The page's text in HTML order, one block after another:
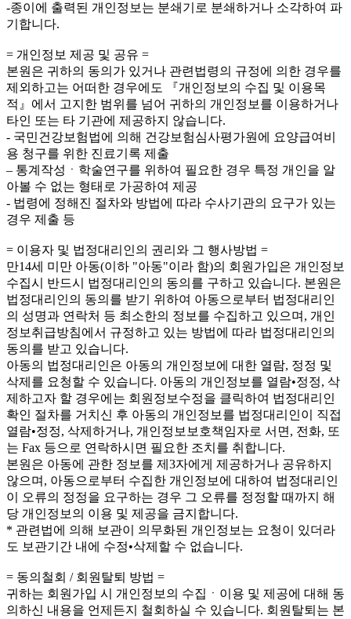
-종이에 출력된 개인정보는 분쇄기로 분쇄하거나 소각하여 파
기합니다.
= 개인정보 제공 및 공유 =
본원은 귀하의 동의가 있거나 관련법령의 규정에 의한 경우를
제외하고는 어떠한 경우에도 『개인정보의 수집 및 이용목
적』에서 고지한 범위를 넘어 귀하의 개인정보를 이용하거나
타인 또는 타 기관에 제공하지 않습니다.
- 국민건강보험법에 의해 건강보험심사평가원에 요양급여비
용 청구를 위한 진료기록 제출
– 통계작성ㆍ학술연구를 위하여 필요한 경우 특정 개인을 알
아볼 수 없는 형태로 가공하여 제공
- 법령에 정해진 절차와 방법에 따라 수사기관의 요구가 있는
경우 제출 등
= 이용자 및 법정대리인의 권리와 그 행사방법 =
만14세 미만 아동(이하 "아동"이라 함)의 회원가입은 개인정보
수집시 반드시 법정대리인의 동의를 구하고 있습니다. 본원은
법정대리인의 동의를 받기 위하여 아동으로부터 법정대리인
의 성명과 연락처 등 최소한의 정보를 수집하고 있으며, 개인
정보취급방침에서 규정하고 있는 방법에 따라 법정대리인의
동의를 받고 있습니다.
아동의 법정대리인은 아동의 개인정보에 대한 열람, 정정 및
삭제를 요청할 수 있습니다. 아동의 개인정보를 열람•정정, 삭
제하고자 할 경우에는 회원정보수정을 클릭하여 법정대리인
확인 절차를 거치신 후 아동의 개인정보를 법정대리인이 직접
열람•정정, 삭제하거나, 개인정보보호책임자로 서면, 전화, 또
는 Fax 등으로 연락하시면 필요한 조치를 취합니다.
본원은 아동에 관한 정보를 제3자에게 제공하거나 공유하지
않으며, 아동으로부터 수집한 개인정보에 대하여 법정대리인
이 오류의 정정을 요구하는 경우 그 오류를 정정할 때까지 해
당 개인정보의 이용 및 제공을 금지합니다.
* 관련법에 의해 보관이 의무화된 개인정보는 요청이 있더라
도 보관기간 내에 수정•삭제할 수 없습니다.
= 동의철회 / 회원탈퇴 방법 =
귀하는 회원가입 시 개인정보의 수집ㆍ이용 및 제공에 대해 동
의하신 내용을 언제든지 철회하실 수 있습니다. 회원탈퇴는 본